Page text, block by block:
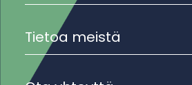
Tietoa meistä